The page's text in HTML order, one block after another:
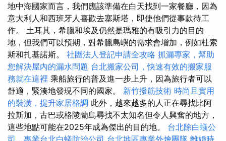
地中海國家而言，我們應該準備在白天找到一家餐廳，因為
意大利人和西班牙人喜歡去塞斯塔，即使他們從事款待工
作。 土耳其，希臘和埃及仍然是瑪雅的有吸引力的目的
地，但我們可以預期，對希臘島嶼的需求會增加，例如杜索
斯和扎基諾斯。 社團法人登記申請全攻略 抓漏專家，幫助
您解決屋內的漏水問題 台北搬家公司，快速有效的搬家服
務就在這裡 乘船旅行的普及進一步上升，因為旅行者可以
舒適，緊湊地發現不同的國家。 新竹撥筋技術 時尚且實用
的裝潢，提升家居格調 此外，越來越多的人正在尋找比阿
拉斯加，古巴或格陵蘭島尋找不太知名但令人興奮的地方，
這些地點可能在2025年成為傑出的目的地。 台北除白蟻公
司，專業台北白蟻防治公司 台北地區專業外燴團隊 離婚時